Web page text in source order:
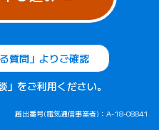
質問」よりご確認
をご利用ください。
届出番号(電気通信事業者)：A-18-08841